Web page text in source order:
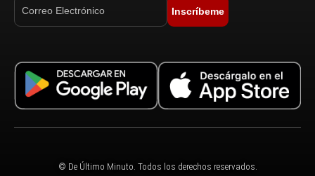
Inscríbeme
© De Último Minuto. Todos los derechos reservados.